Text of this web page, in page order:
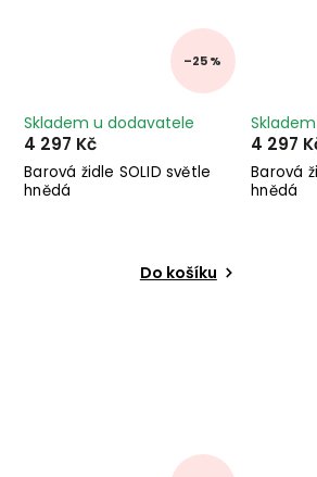
–25 %
Barová židle SOLID světle
hnědá
Skladem u dodavatele
4 297 Kč
Do košíku
Barová
hnědá
4 297